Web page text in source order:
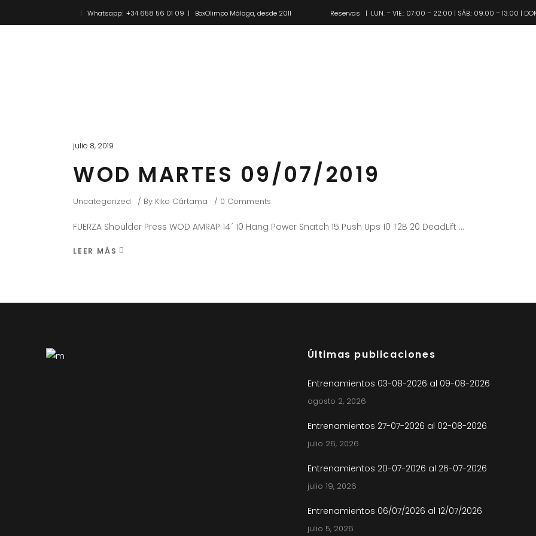
Whatsapp: +34 658 56 01 09 | BoxOlimpo Málaga, desde 2011 Reservas | LUN. – VIE.: 07:00 – 22:00 | SÁB.: 09.00 – 13.00 |
julio 8, 2019
WOD MARTES 09/07/2019
Uncategorized By Kiko Cártama 0 Comments
FUERZA Shoulder Press WOD AMRAP 14´ 10 Hang Power Snatch 15 Push Ups 10 T2B 20 DeadLift
LEER MÁS
Últimas publicaciones
Entrenamientos 03-08-2026 al 09-08-2026
agosto 2, 2026
Entrenamientos 27-07-2026 al 02-08-2026
julio 26, 2026
Entrenamientos 20-07-2026 al 26-07-2026
julio 19, 2026
Entrenamientos 06/07/2026 al 12/07/2026
julio 5, 2026